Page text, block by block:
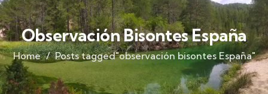
Observación Bisontes España
Home Posts tagged"observación bisontes España"